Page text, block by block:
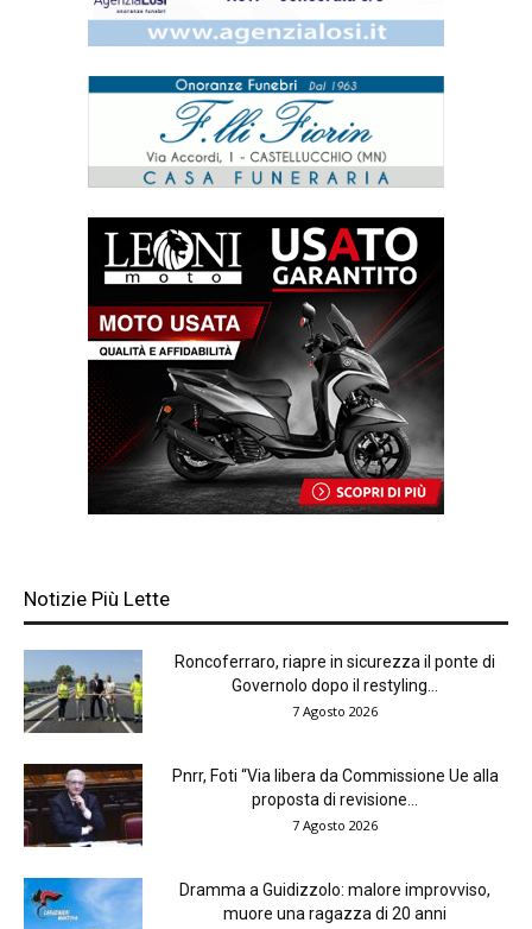
Notizie Più Lette
Roncoferraro, riapre in sicurezza il ponte di
Governolo dopo il restyling...
7 Agosto 2026
Pnrr, Foti “Via libera da Commissione Ue alla
proposta di revisione...
7 Agosto 2026
Dramma a Guidizzolo: malore improvviso,
muore una ragazza di 20 anni